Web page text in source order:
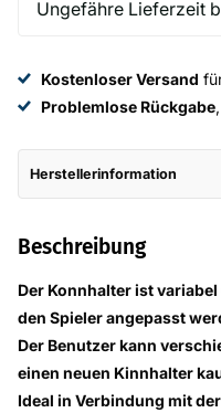
Kostenloser Versand
Problemlose Rückgabe
Herstellerinformation
Beschreibung
Der Konnhalter ist
den Spieler angepasst
Der Benutzer kann
einen neuen Kinnhalter
Ideal in Verbindung mit